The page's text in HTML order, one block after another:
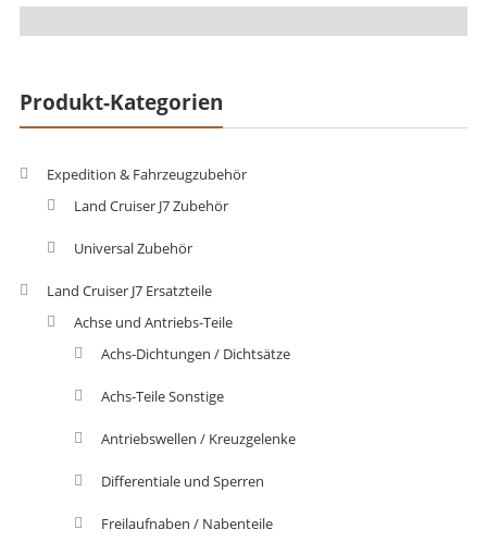
Produkt-Kategorien
Expedition & Fahrzeugzubehör
Land Cruiser J7 Zubehör
Universal Zubehör
Land Cruiser J7 Ersatzteile
Achse und Antriebs-Teile
Achs-Dichtungen / Dichtsätze
Achs-Teile Sonstige
Antriebswellen / Kreuzgelenke
Differentiale und Sperren
Freilaufnaben / Nabenteile